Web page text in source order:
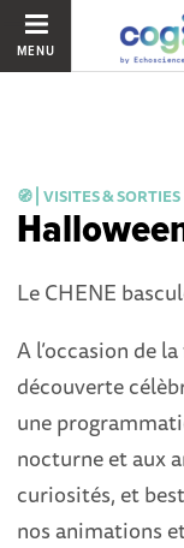
MENU
🧭 ⎜VISITES & SORTIES
Le CHENE
A l’occasion de
découverte
une
nocturne et aux
curiosités, et
nos animations